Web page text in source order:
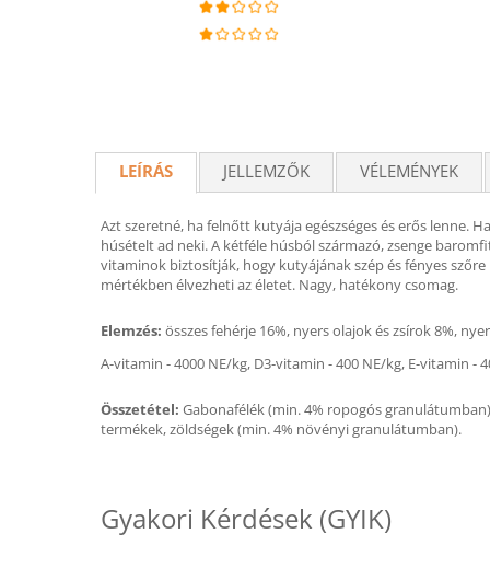
LEÍRÁS JELLEMZŐK VÉLEMÉNYEK
Azt szeretné, ha felnőtt kutyája egészséges és erős lenne.
húsételt ad neki. A kétféle húsból származó, zsenge
vitaminok biztosítják, hogy kutyájának szép és fényes
mértékben élvezheti az életet. Nagy, hatékony csomag.
Elemzés: összes fehérje 16%, nyers olajok és zsírok 8%,
A-vitamin - 4000 NE/kg, D3-vitamin - 400 NE/kg, E-vitamin -
Összetétel: Gabonafélék (min. 4% ropogós
termékek, zöldségek (min. 4% növényi granulátumban).
Gyakori Kérdések (GYIK)